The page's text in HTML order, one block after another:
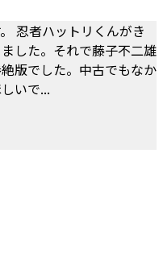
忍者ハットリくんがき
した。それで藤子不二雄
版でした。中古でもなか
いで...